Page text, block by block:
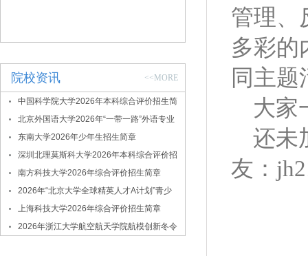
院校资讯 <<MORE
中国科学院大学2026年本科综合评价招生简
章
北京外国语大学2026年“一带一路”外语专业
综合评价招生简章
东南大学2026年少年生招生简章
深圳北理莫斯科大学2026年本科综合评价招
生简章
南方科技大学2026年综合评价招生简章
2026年“北京大学全球精英人才A计划”青少
年拔尖创新人才选拔与培养项目
上海科技大学2026年综合评价招生简章
2026年浙江大学航空航天学院航模创新冬令
管理、
多彩的
同主题
大家
还未
友：